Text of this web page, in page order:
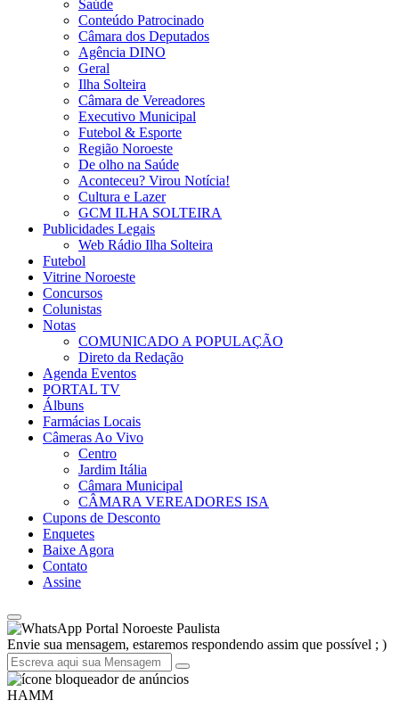
Saúde
Conteúdo Patrocinado
Câmara dos Deputados
Agência DINO
Geral
Ilha Solteira
Câmara de Vereadores
Executivo Municipal
Futebol & Esporte
Região Noroeste
De olho na Saúde
Aconteceu? Virou Notícia!
Cultura e Lazer
GCM ILHA SOLTEIRA
Publicidades Legais
Web Rádio Ilha Solteira
Futebol
Vitrine Noroeste
Concursos
Colunistas
Notas
COMUNICADO A POPULAÇÃO
Direto da Redação
Agenda Eventos
PORTAL TV
Álbuns
Farmácias Locais
Câmeras Ao Vivo
Centro
Jardim Itália
Câmara Municipal
CÂMARA VEREADORES ISA
Cupons de Desconto
Enquetes
Baixe Agora
Contato
Assine
Portal Noroeste Paulista
Envie sua mensagem, estaremos respondendo assim que possível ; )
HAMM